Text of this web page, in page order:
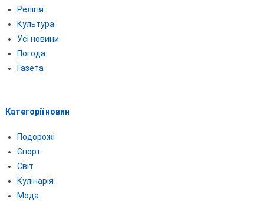
Релігія
Культура
Усі новини
Погода
Газета
Категорії новин
Подорожі
Спорт
Світ
Кулінарія
Мода